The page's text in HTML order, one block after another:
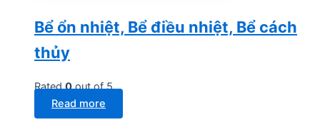
Bể ổn nhiệt, Bể điều nhiệt, Bể cách
thủy
Rated0out of 5
Read more